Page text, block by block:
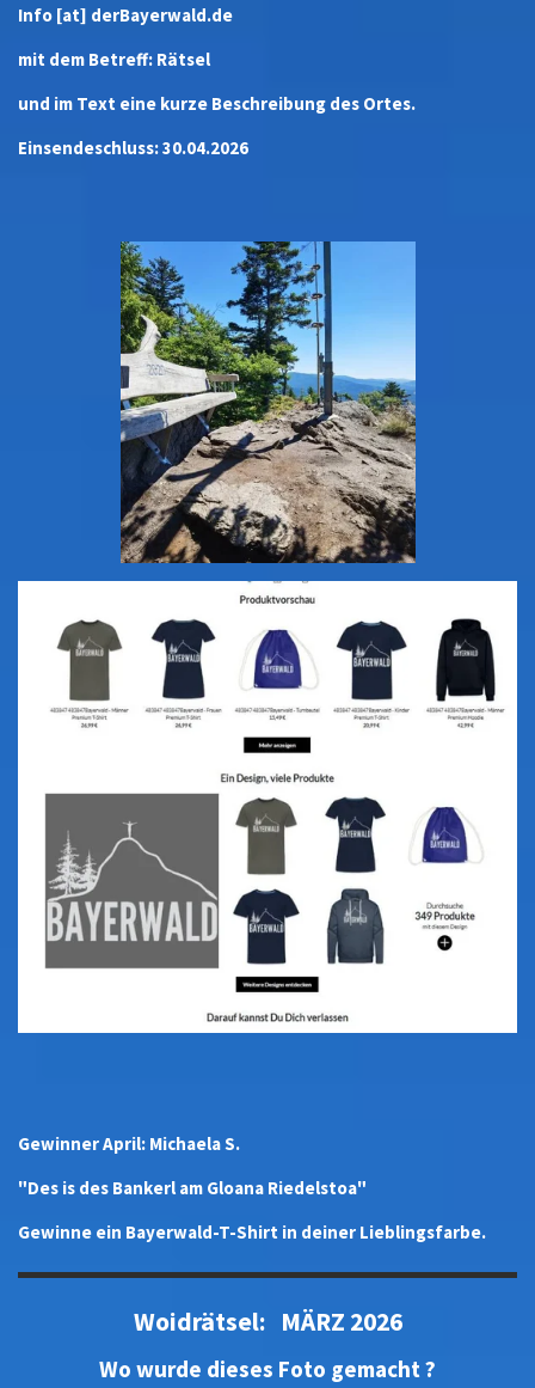
Info [at] derBayerwald.de
mit dem Betreff: Rätsel
und im Text eine kurze Beschreibung des Ortes.
Einsendeschluss: 30.04.2026
Gewinner April: Michaela S.
"Des is des Bankerl am Gloana Riedelstoa"
Gewinne ein Bayerwald-T-Shirt in deiner Lieblingsfarbe.
Woidrätsel: MÄRZ 2026
Wo wurde dieses Foto gemacht ?